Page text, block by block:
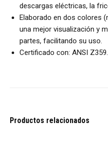
descargas eléctricas, la
Elaborado en dos colores
una mejor visualización y
partes, facilitando su uso.
Certificado con: ANSI
Productos relacionados